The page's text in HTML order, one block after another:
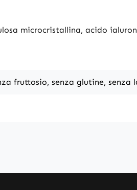
microcristallina, acido
fruttosio, senza glutine, senza